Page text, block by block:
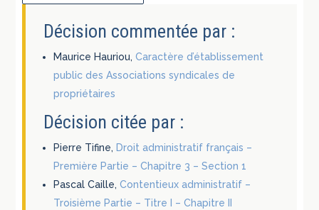
Décision commentée par :
Maurice Hauriou,Caractère d’établissement
public des Associations syndicales de
propriétaires
Décision citée par :
Pierre Tifine, Droit administratif français –
Première Partie – Chapitre 3 – Section 1
Pascal Caille,Contentieux administratif –
Troisième Partie – Titre I – Chapitre II